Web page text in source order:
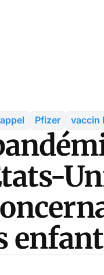
Pfizer vaccin